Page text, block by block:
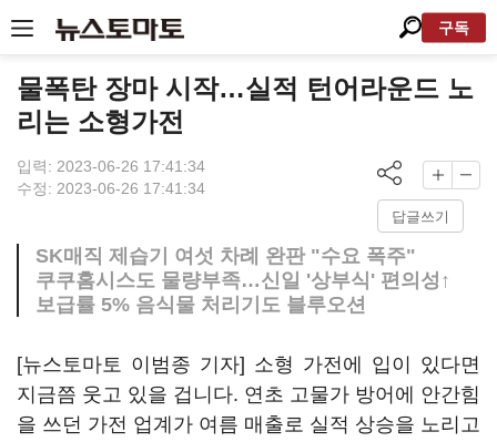
구독
물폭탄 장마 시작…실적 턴어라운드 노
리는 소형가전
입력: 2023-06-26 17:41:34
수정: 2023-06-26 17:41:34
답글쓰기
SK매직 제습기 여섯 차례 완판 "수요 폭주"
쿠쿠홈시스도 물량부족…신일 '상부식' 편의성↑
보급률 5% 음식물 처리기도 블루오션
[뉴스토마토 이범종 기자] 소형 가전에 입이 있다면
지금쯤 웃고 있을 겁니다. 연초 고물가 방어에 안간힘
을 쓰던 가전 업계가 여름 매출로 실적 상승을 노리고